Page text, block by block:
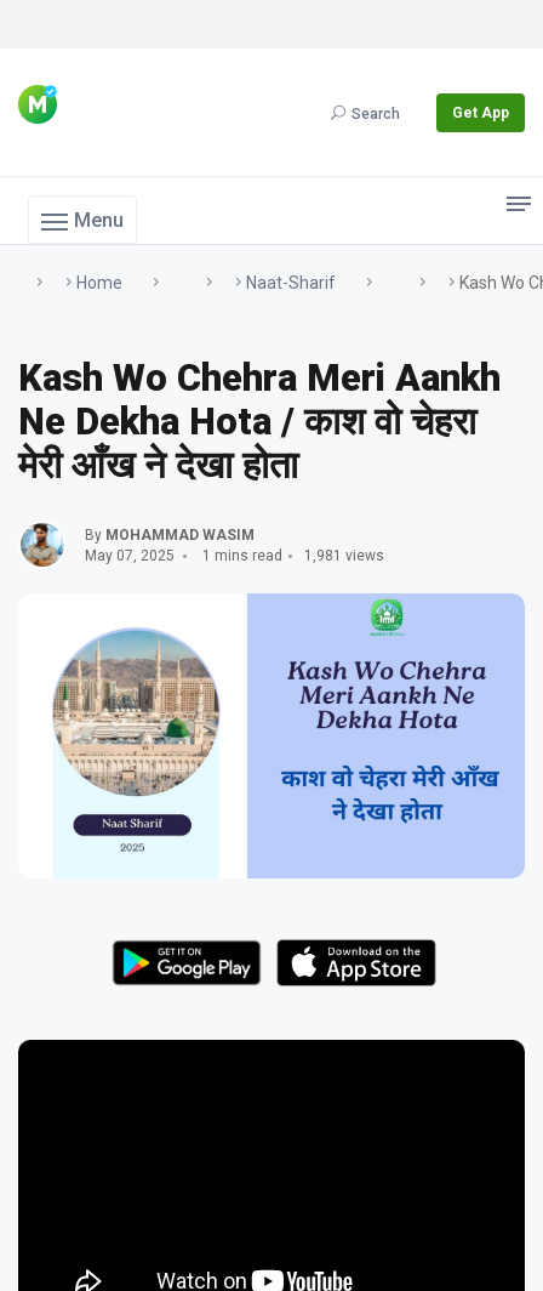
Search Get App
Menu
Home Naat-Sharif Kash Wo
Kash Wo Chehra Meri Aankh
Ne Dekha Hota / काश वो चेहरा
मेरी आँख ने देखा होता
By MOHAMMAD WASIM
May 07, 2025
1 mins read 1,981 views